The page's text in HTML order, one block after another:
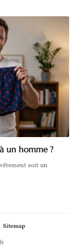
un homme ?
soit un
Sitemap